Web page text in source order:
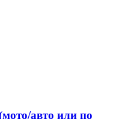
авто или по